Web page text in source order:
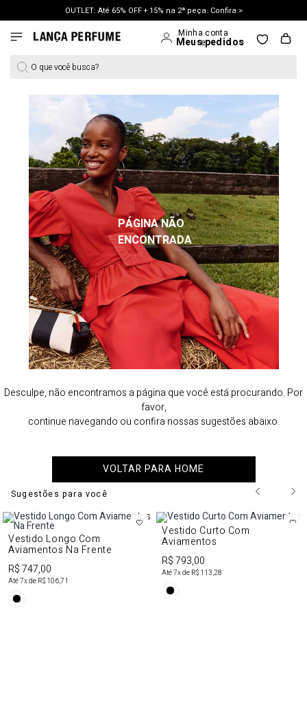
OUTLET: Até 65% OFF + 15% na 2ª peça. Confira >
LANÇAMENTO PRIMAVERA 27. Clique e aproveite.
O que você busca?
PÁGINA NÃO
ENCONTRADA
Desculpe, não encontramos a página que você está procurando. Por
favor,
continue navegando ou confira nossas sugestões abaixo.
VOLTAR PARA HOME
Sugestões para você
Vestido Longo Com
Aviamentos Na Frente
R$ 747,00
Até7x de R$ 106,71
Vestido Curto Com
Aviamentos
R$ 793,00
Até7x de R$ 113,28